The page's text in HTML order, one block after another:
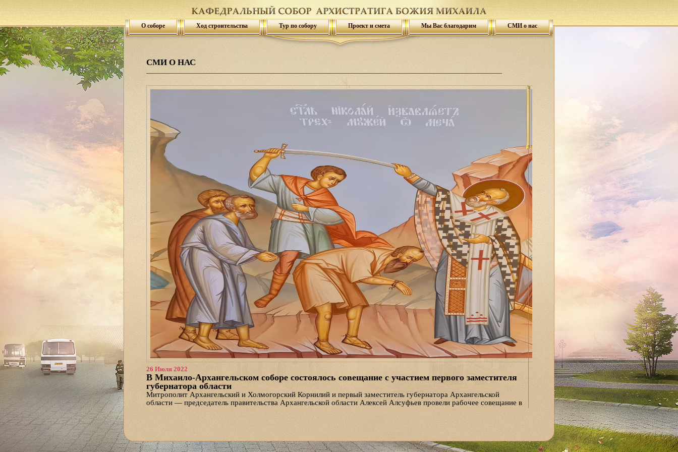
О соборе Ход строительства Тур по собору Проект и смета Мы Вас благодарим СМИ о нас
СМИ О НАС
26 Июля 2022
В Михаило-Архангельском соборе состоялось совещание с участием первого заместителя
губернатора области
Митрополит Архангельский и Холмогорский Корнилий и первый заместитель губернатора Архангельской
области — председатель правительства Архангельской области Алексей Алсуфьев провели рабочее совещание в
Михаило-Архангельском кафедральном соборе областной столицы.
Во встрече принял участие главный архитектор собора Дмитрий Яскорский, секретарь епархиального
управления протоиерей Валерий Суворов и другие представители духовенства, а также сотрудники подрядных
организаций.